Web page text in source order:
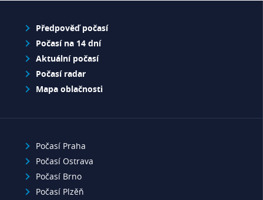
Předpověď počasí
Počasí na 14 dní
Aktuální počasí
Počasí radar
Mapa oblačnosti
Počasí Praha
Počasí Ostrava
Počasí Brno
Počasí Plzěň